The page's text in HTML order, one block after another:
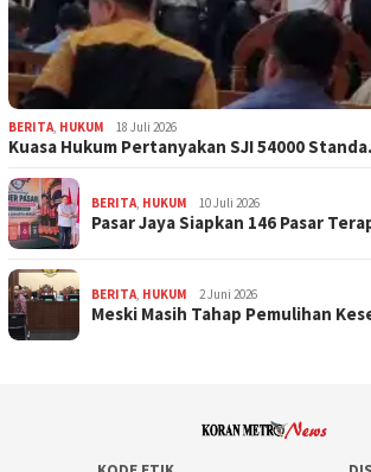
BERITA, HUKUM 18 Juli 2026
Kuasa Hukum Pertanyakan SJI 54000
BERITA, HUKUM 10 Juli 2026
Pasar Jaya Siapkan 146 Pasar
BERITA, HUKUM 2 Juni 2026
Meski Masih Tahap Pemulihan